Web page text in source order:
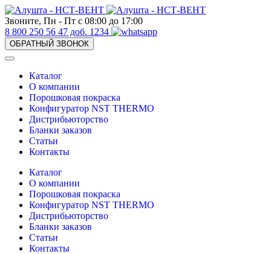
Звоните, Пн - Пт с 08:00 до 17:00
8 800 250 56 47 доб. 1234
ОБРАТНЫЙ ЗВОНОК
Каталог
О компании
Порошковая покраска
Конфигуратор NST THERMO
Дистрибьюторство
Бланки заказов
Статьи
Контакты
Каталог
О компании
Порошковая покраска
Конфигуратор NST THERMO
Дистрибьюторство
Бланки заказов
Статьи
Контакты